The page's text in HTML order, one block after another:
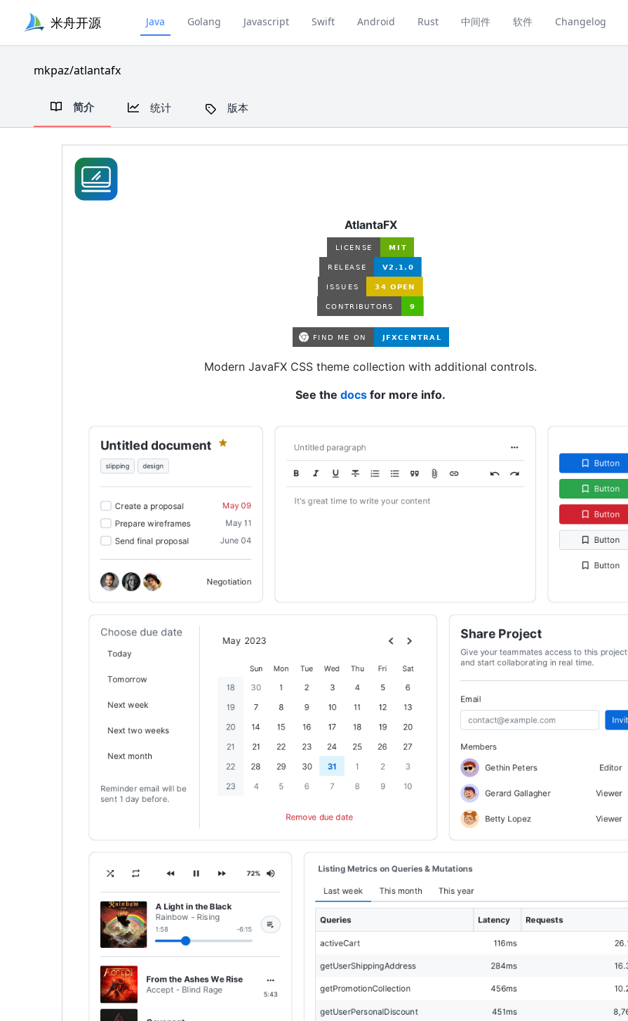
米舟开源 Java Golang Javascript Swift Android Rust 中间件 软件 Changelog
mkpaz/atlantafx
简介 统计 版本
AtlantaFX
Modern JavaFX CSS theme collection with additional controls.
See the docs for more info.